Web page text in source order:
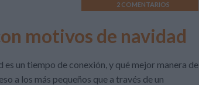
2 COMENTARIOS
motivos de navidad
es un tiempo de conexión, y qué mejor manera de
a los más pequeños que a través de un